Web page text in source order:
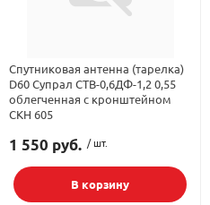
сборки
мачты, боксы
Спутниковая антенна (тарелка)
D60 Супрал СТВ-0,6ДФ-1,2 0,55
облегченная с кронштейном
СКН 605
1 550 руб. / шт.
В корзину